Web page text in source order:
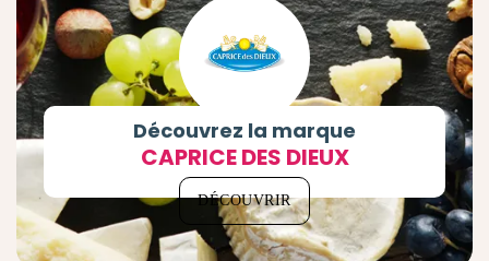
Découvrez la marque
CAPRICE DES DIEUX
DÉCOUVRIR